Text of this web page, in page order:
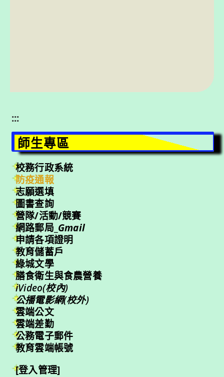
:::
師生專區
校務行政系統
防疫通報
志願選填
圖書查詢
營隊/活動/競賽
網路郵局_ Gmail
申請各項證明
教育儲蓄戶
綠城文學
膳食衛生與食農營養
iVideo(校內)
公播電影網(校外)
雲端公文
雲端差勤
公務電子郵件
教育雲端帳號
[登入管理]